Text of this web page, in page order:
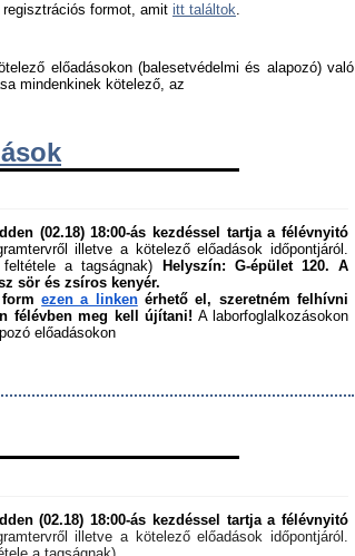
formot, amit itt találtok.
előadásokon (balesetvédelmi és alapozó) való
mindenkinek kötelező, az
(02.18) 18:00-ás kezdéssel tartja a félévnyitó
illetve a kötelező előadások időpontjáról.
a tagságnak) Helyszín: G-épület 120.
A
sör és zsíros kenyér.
form ezen a linken érhető el, szeretném felhívni
félévben meg kell újítani! A laborfoglalkozásokon
előadásokon
(02.18) 18:00-ás kezdéssel tartja a félévnyitó
illetve a kötelező előadások időpontjáról.
a tagságnak)